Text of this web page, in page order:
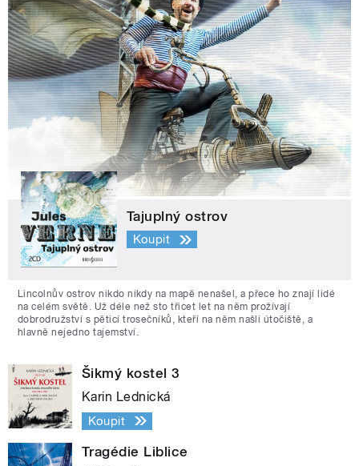
Tajuplný ostrov
Koupit
Lincolnův ostrov nikdo nikdy na mapě nenašel, a přece ho znají lidé
na celém světě. Už déle než sto třicet let na něm prožívají
dobrodružství s pěticí trosečníků, kteří na něm našli útočiště, a
hlavně nejedno tajemství.
Šikmý kostel 3
Karin Lednická
Koupit
Tragédie Liblice